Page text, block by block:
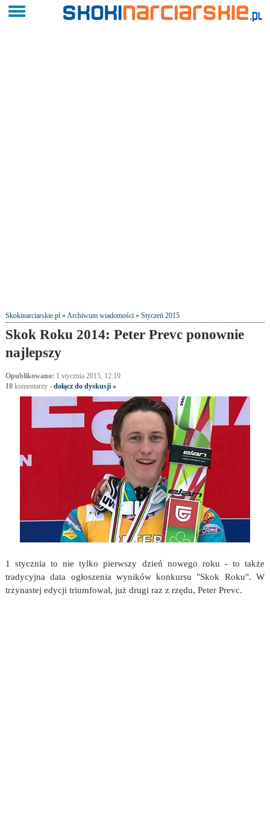
Skokinarciarskie.pl»Archiwum wiadomości» Styczeń 2015
Skok Roku 2014: Peter Prevc ponownie
najlepszy
Opublikowano: 1 stycznia 2015, 12:19
10komentarzy- dołącz do dyskusji »
1 stycznia to nie tylko pierwszy dzień nowego roku - to także
tradycyjna data ogłoszenia wyników konkursu "Skok Roku". W
trzynastej edycji triumfował, już drugi raz z rzędu, Peter Prevc.